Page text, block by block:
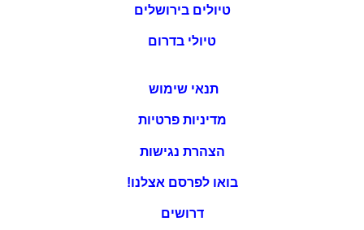
טיולים בירושלים
טיולי בדרום
תנאי שימוש
מדיניות פרטיות
הצהרת נגישות
בואו לפרסם אצלנו!
דרושים